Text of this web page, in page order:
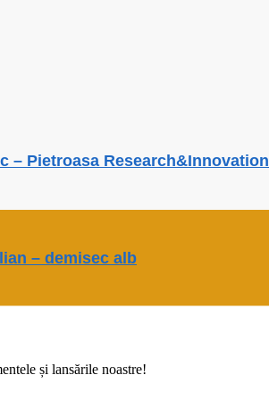
– Pietroasa Research&Innovation
– demisec alb
și lansările noastre!